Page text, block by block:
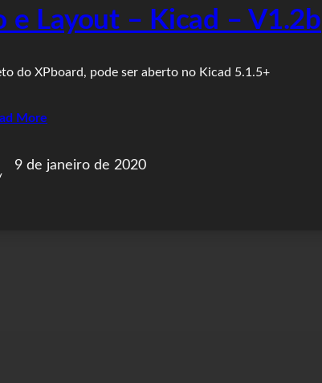
e Layout – Kicad – V1.2b
do XPboard, pode ser aberto no Kicad 5.1.5+
More
9 de janeiro de 2020